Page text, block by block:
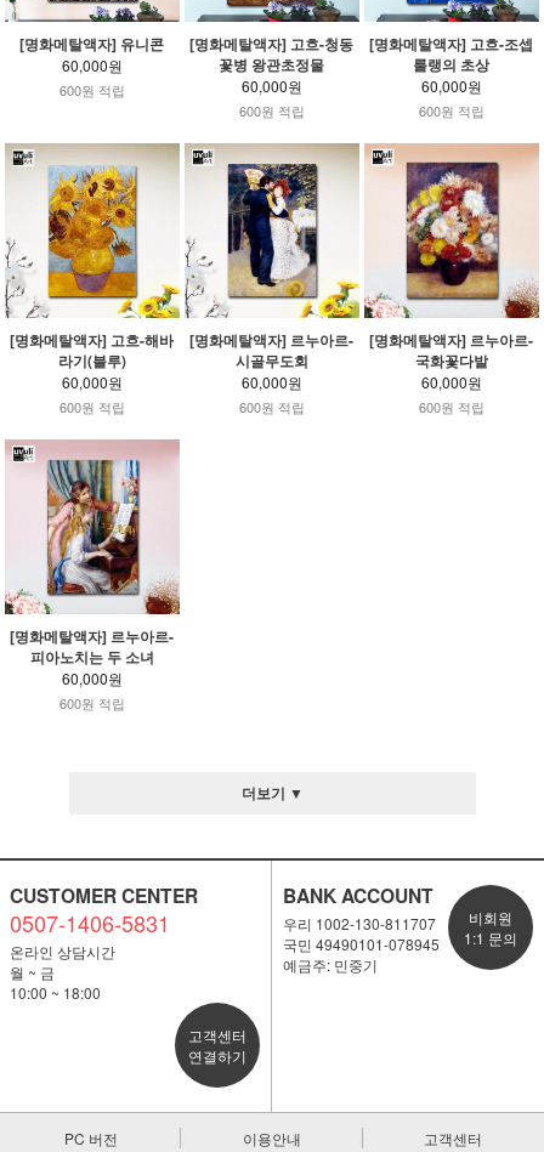
[명화메탈액자] 유니콘
60,000원
600원 적립
[명화메탈액자] 고흐-청동
꽃병 왕관초정물
60,000원
600원 적립
[명화메탈액자] 고흐-조셉
룰랭의 초상
60,000원
600원 적립
[명화메탈액자] 고흐-해바
라기(블루)
60,000원
600원 적립
[명화메탈액자] 르누아르-
시골무도회
60,000원
600원 적립
[명화메탈액자] 르누아르-
국화꽃다발
60,000원
600원 적립
[명화메탈액자] 르누아르-
피아노치는 두 소녀
60,000원
600원 적립
더보기 ▼
CUSTOMER CENTER
0507-1406-5831
온라인 상담시간
월 ~ 금
10:00 ~ 18:00
고객센터
연결하기
BANK ACCOUNT
우리 1002-130-811707
국민 49490101-078945
예금주: 민중기
비회원
1:1 문의
PC 버전 이용안내 고객센터